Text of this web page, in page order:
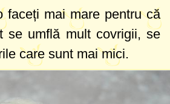
faceți mai mare pentru că
se umflă mult covrigii, se
care sunt mai mici.